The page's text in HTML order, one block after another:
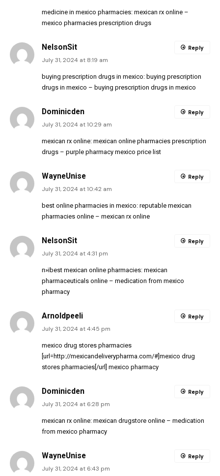
medicine in mexico pharmacies: mexican rx online –
mexico pharmacies prescription drugs
NelsonSit
July 31, 2024 at 8:19 am
buying prescription drugs in mexico: buying prescription
drugs in mexico – buying prescription drugs in mexico
Reply
Dominicden
July 31, 2024 at 10:29 am
mexican rx online: mexican online pharmacies prescription
drugs – purple pharmacy mexico price list
Reply
WayneUnise
July 31, 2024 at 10:42 am
best online pharmacies in mexico: reputable mexican
pharmacies online – mexican rx online
Reply
NelsonSit
July 31, 2024 at 4:31 pm
п»їbest mexican online pharmacies: mexican
pharmaceuticals online – medication from mexico
pharmacy
Reply
Arnoldpeeli
July 31, 2024 at 4:45 pm
mexico drug stores pharmacies
[url=http://mexicandeliverypharma.com/#]mexico drug
stores pharmacies[/url] mexico pharmacy
Reply
Dominicden
July 31, 2024 at 6:28 pm
mexican rx online: mexican drugstore online – medication
from mexico pharmacy
Reply
WayneUnise
July 31, 2024 at 6:43 pm
Reply